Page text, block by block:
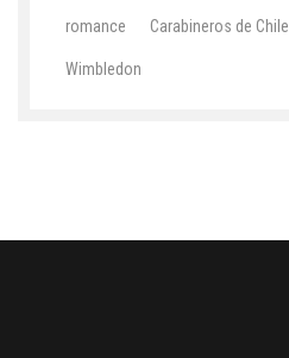
romance Carabineros de Chile
Wimbledon